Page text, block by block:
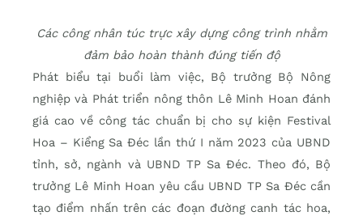
Các công nhân túc trực xây dựng công trình nhằm
đảm bảo hoàn thành đúng tiến độ
Phát biểu tại buổi làm việc, Bộ trưởng Bộ Nông
nghiệp và Phát triển nông thôn Lê Minh Hoan đánh
giá cao về công tác chuẩn bị cho sự kiện Festival
Hoa – Kiểng Sa Đéc lần thứ I năm 2023 của UBND
tỉnh, sở, ngành và UBND TP Sa Đéc. Theo đó, Bộ
trưởng Lê Minh Hoan yêu cầu UBND TP Sa Đéc cần
tạo điểm nhấn trên các đoạn đường canh tác hoa,